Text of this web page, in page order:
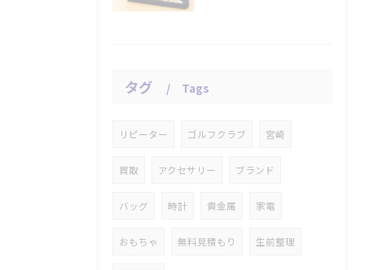
タグ Tags
リピーター ゴルフクラブ 宮崎
買取 アクセサリー ブランド
バッグ 時計 貴金属 家電
おもちゃ 無料見積もり 生前整理